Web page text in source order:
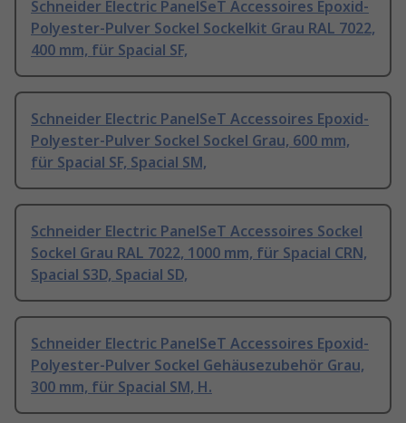
Schneider Electric PanelSeT Accessoires Epoxid-
Polyester-Pulver Sockel Sockelkit Grau RAL 7022,
400 mm, für Spacial SF,
Schneider Electric PanelSeT Accessoires Epoxid-
Polyester-Pulver Sockel Sockel Grau, 600 mm,
für Spacial SF, Spacial SM,
Schneider Electric PanelSeT Accessoires Sockel
Sockel Grau RAL 7022, 1000 mm, für Spacial CRN,
Spacial S3D, Spacial SD,
Schneider Electric PanelSeT Accessoires Epoxid-
Polyester-Pulver Sockel Gehäusezubehör Grau,
300 mm, für Spacial SM, H.